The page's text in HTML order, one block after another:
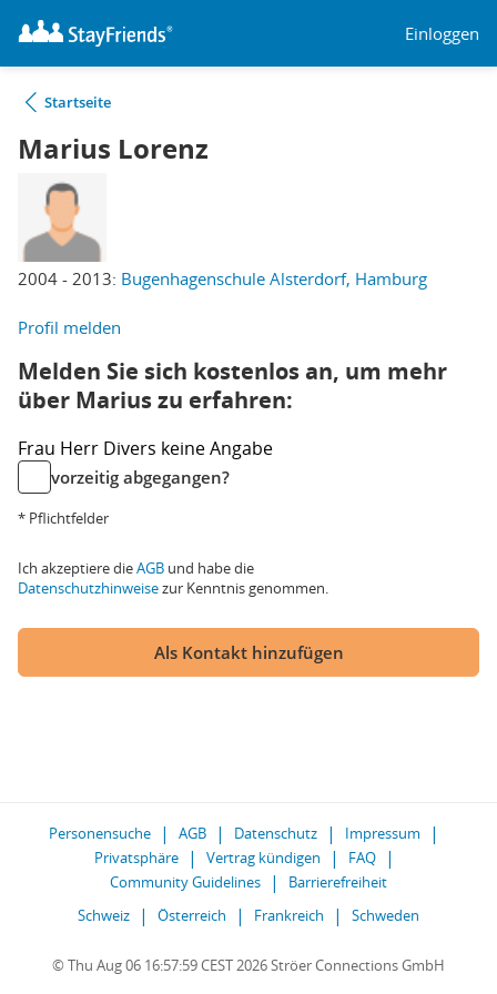
Einloggen
Startseite
Marius Lorenz
2004 - 2013: Bugenhagenschule Alsterdorf, Hamburg
Profil melden
Melden Sie sich kostenlos an, um mehr
über Marius zu erfahren:
Frau Herr Divers keine Angabe
vorzeitig abgegangen?
* Pflichtfelder
Ich akzeptiere dieAGB und habe die
Datenschutzhinweisezur Kenntnis genommen.
Als Kontakt hinzufügen
Personensuche AGB Datenschutz
Impressum
Privatsphäre
Vertrag kündigen
FAQ
Community Guidelines
Barrierefreiheit
Schweiz
Österreich Frankreich Schweden
© Thu Aug 06 16:57:59 CEST 2026 Ströer Connections GmbH